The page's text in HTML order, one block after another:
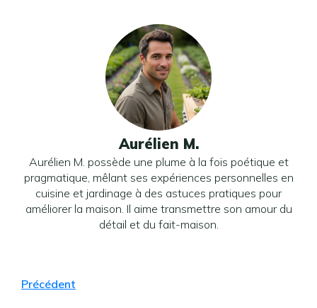
Aurélien M.
Aurélien M. possède une plume à la fois poétique et
pragmatique, mêlant ses expériences personnelles en
cuisine et jardinage à des astuces pratiques pour
améliorer la maison. Il aime transmettre son amour du
détail et du fait-maison.
Précédent